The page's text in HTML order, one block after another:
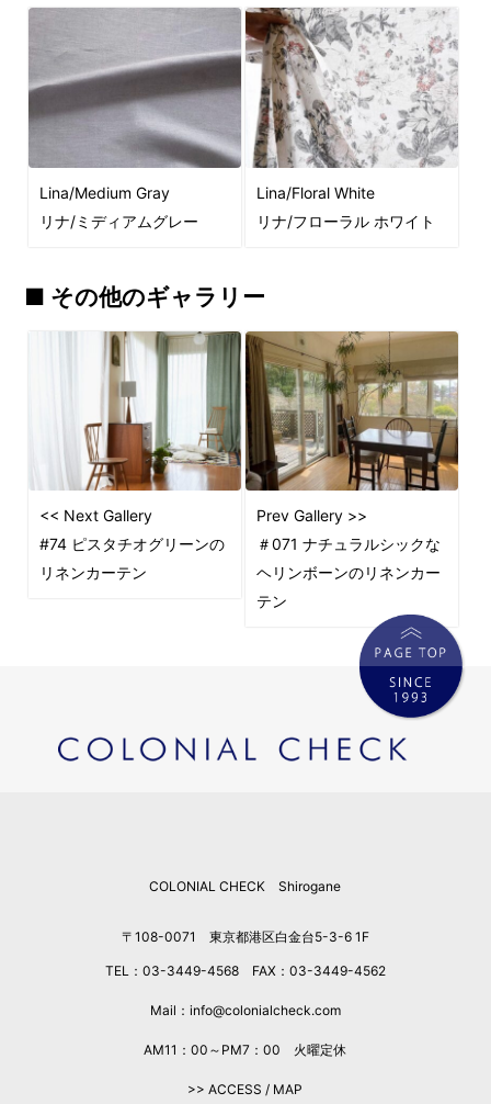
Lina/Medium Gray
リナ/ミディアムグレー
Lina/Floral White
リナ/フローラル ホワイト
■ その他のギャラリー
<< Next Gallery
#74 ピスタチオグリーンの
リネンカーテン
Prev Gallery >>
＃071 ナチュラルシックな
ヘリンボーンのリネンカー
テン
COLONIAL CHECK Shirogane
〒108-0071 東京都港区白金台5-3-6 1F
TEL：03-3449-4568 FAX：03-3449-4562
Mail：info@colonialcheck.com
AM11：00～PM7：00 火曜定休
>> ACCESS / MAP